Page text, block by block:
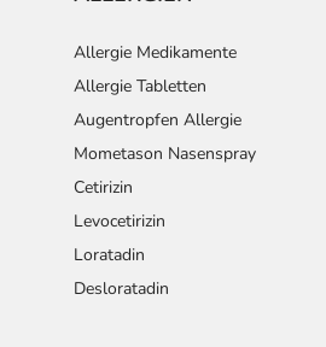
Allergie Medikamente
Allergie Tabletten
Augentropfen Allergie
Mometason Nasenspray
Cetirizin
Levocetirizin
Loratadin
Desloratadin